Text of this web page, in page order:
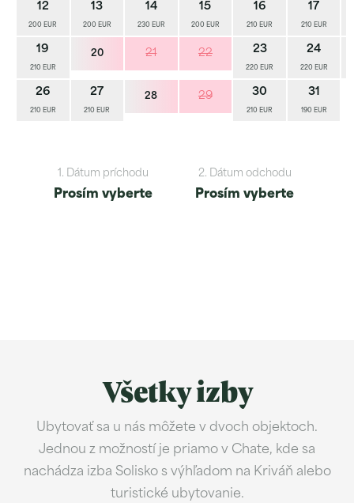
12
200 EUR
13
200 EUR
14
230 EUR
15
200 EUR
16
210 EUR
17
210 EUR
19
210 EUR
20 21 22 23
220 EUR
24
220 EUR
26
210 EUR
27
210 EUR
28 29 30
210 EUR
31
190 EUR
1. Dátum príchodu
Prosím vyberte
2. Dátum odchodu
Prosím vyberte
Všetky izby
Ubytovať sa u nás môžete v dvoch objektoch.
Jednou z možností je priamo v Chate, kde sa
nachádza izba Solisko s výhľadom na Kriváň alebo
turistické ubytovanie.